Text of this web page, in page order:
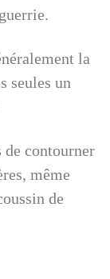
la
seules un
contourner
même
de